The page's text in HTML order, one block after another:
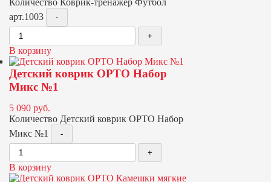
Количество Коврик-тренажер Футбол
арт.1003
В корзину
Детский коврик ОРТО Набор
Микс №1
5 090 руб.
Количество Детский коврик ОРТО Набор
Микс №1
В корзину